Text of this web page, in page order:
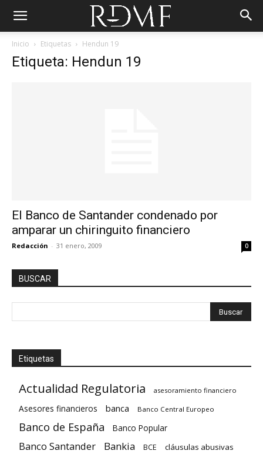
Inicio Etiquetas Hendun 19
Etiqueta: Hendun 19
El Banco de Santander condenado por
amparar un chiringuito financiero
Redacción - 31 enero, 2009 0
BUSCAR
Etiquetas
Actualidad Regulatoria asesoramiento financiero
Asesores financieros banca Banco Central Europeo
Banco de España Banco Popular
Banco Santander Bankia BCE cláusulas abusivas